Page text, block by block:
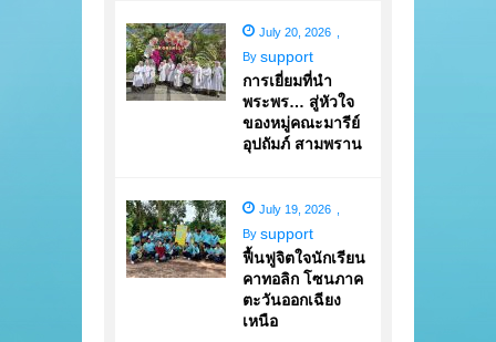
July 20, 2026
By support
การเยี่ยมที่นำ
พระพร… สู่หัวใจ
ของหมู่คณะมารีย์
อุปถัมภ์ สามพราน
July 19, 2026
By support
ฟื้นฟูจิตใจนักเรียน
คาทอลิก โซนภาค
ตะวันออกเฉียง
เหนือ